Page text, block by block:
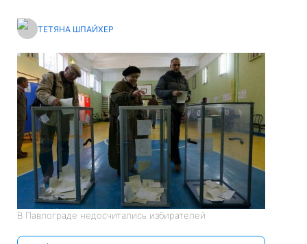
ТЕТЯНА ШПАЙХЕР
В Павлограде недосчитались избирателей